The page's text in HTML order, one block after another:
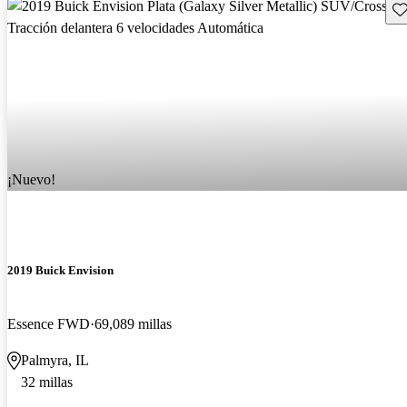
¡Nuevo!
2019 Buick Envision
Essence FWD 69,089 millas
Palmyra, IL
32 millas